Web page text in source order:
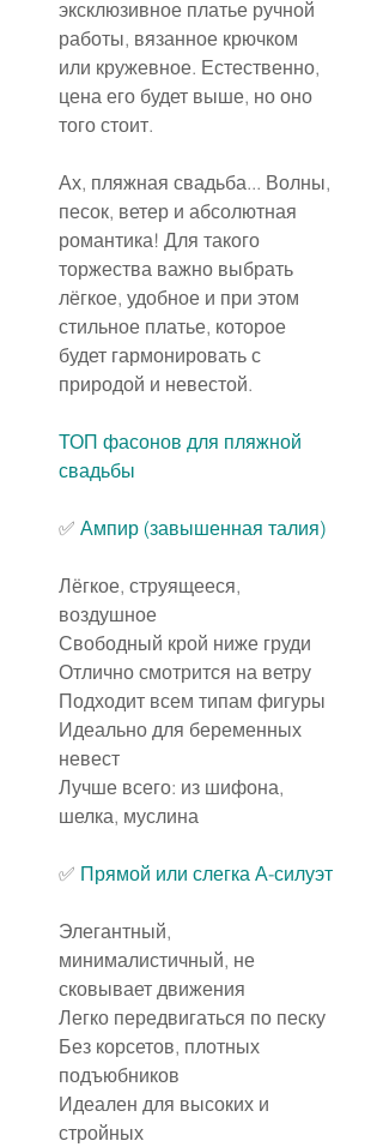
эксклюзивное платье ручной
работы, вязанное крючком
или кружевное. Естественно,
цена его будет выше, но оно
того стоит.
Ах, пляжная свадьба... Волны,
песок, ветер и абсолютная
романтика! Для такого
торжества важно выбрать
лёгкое, удобное и при этом
стильное платье, которое
будет гармонировать с
природой и невестой.
ТОП фасонов для пляжной
свадьбы
✅ Ампир (завышенная талия)
Лёгкое, струящееся,
воздушное
Свободный крой ниже груди
Отлично смотрится на ветру
Подходит всем типам фигуры
Идеально для беременных
невест
Лучше всего: из шифона,
шелка, муслина
✅ Прямой или слегка А-силуэт
Элегантный,
минималистичный, не
сковывает движения
Легко передвигаться по песку
Без корсетов, плотных
подъюбников
Идеален для высоких и
стройных